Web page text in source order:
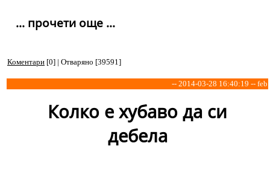
... прочети още ...
Коментари [0] | Отваряно [39591]
-- 2014-03-28 16:40:19 -- feb
Колко е хубаво да си
дебела